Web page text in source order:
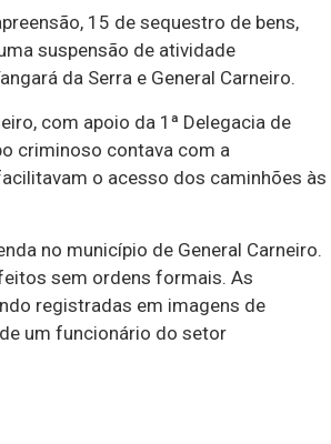
15 de sequestro de bens,
suspensão de atividade
da Serra e General Carneiro.
com apoio da 1ª Delegacia de
criminoso contava com a
o acesso dos caminhões às
no município de General Carneiro.
sem ordens formais. As
registradas em imagens de
um funcionário do setor